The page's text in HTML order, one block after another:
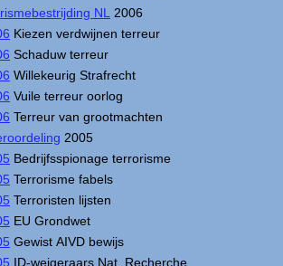
NL
2006
Kiezen verdwijnen terreur
Schaduw terreur
Willekeurig Strafrecht
Vuile terreur oorlog
Terreur van grootmachten
2005
Bedrijfsspionage terrorisme
Terrorisme fabels
Terroristen lijsten
EU Grondwet
Gewist AIVD bewijs
ID-weigeraars Nat. Recherche